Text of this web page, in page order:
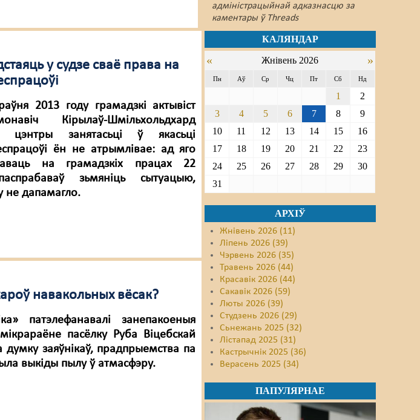
адміністрацыйнай адказнасцю за
каментары ў Threads
у судзе сваё права на
2013 году грамадзкі актывіст
Кірылаў-Шмільхольдхард
цэнтры занятасьці ў якасьці
ён не атрымлівае: ад яго
на грамадзкіх працах 22
зьмяніць сытуацыю,
не дапамагло.
навакольных вёсак?
патэлефанавалі занепакоеныя
пасёлку Руба Віцебскай
заяўнікаў, прадпрыемства па
выкіды пылу ў атмасфэру.
КАЛЯНДАР
« Жнівень 2026 »
Пн Аў Ср Чц Пт Сб Нд
1
2
3
4 5 6 7 8
9
10
11 12 13 14 15
16
17
18 19 20 21 22
23
24
25 26 27 28 29
30
31
АРХІЎ
Жнівень 2026 (11)
Ліпень 2026 (39)
Чэрвень 2026 (35)
Травень 2026 (44)
Красавік 2026 (44)
Сакавік 2026 (59)
Люты 2026 (39)
Студзень 2026 (29)
Сьнежань 2025 (32)
Лістапад 2025 (31)
Кастрычнік 2025 (36)
Верасень 2025 (34)
ПАПУЛЯРНАЕ